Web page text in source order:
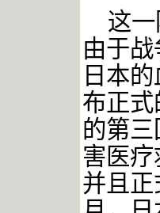
这
由于
日本
布正
的第
害医
并且正